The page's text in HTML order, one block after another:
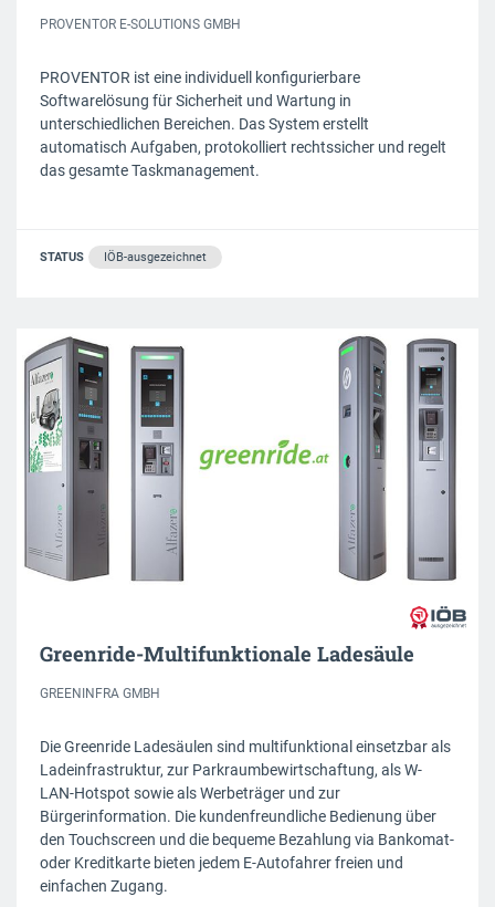
PROVENTOR E-SOLUTIONS GMBH
PROVENTOR ist eine individuell konfigurierbare
Softwarelösung für Sicherheit und Wartung in
unterschiedlichen Bereichen. Das System erstellt
automatisch Aufgaben, protokolliert rechtssicher und regelt
das gesamte Taskmanagement.
STATUS IÖB-ausgezeichnet
Greenride-Multifunktionale Ladesäule
GREENINFRA GMBH
Die Greenride Ladesäulen sind multifunktional einsetzbar als
Ladeinfrastruktur, zur Parkraumbewirtschaftung, als W-
LAN-Hotspot sowie als Werbeträger und zur
Bürgerinformation. Die kundenfreundliche Bedienung über
den Touchscreen und die bequeme Bezahlung via Bankomat-
oder Kreditkarte bieten jedem E-Autofahrer freien und
einfachen Zugang.